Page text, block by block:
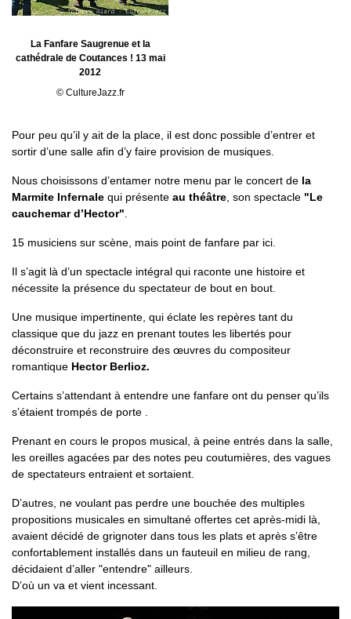
La Fanfare Saugrenue et la
cathédrale de Coutances ! 13 mai
2012
© CultureJazz.fr
Pour peu qu’il y ait de la place, il est donc possible d’entrer et
sortir d’une salle afin d’y faire provision de musiques.
Nous choisissons d’entamer notre menu par le concert de la
Marmite Infernale qui présente au théâtre, son spectacle "Le
cauchemar d’Hector".
15 musiciens sur scène, mais point de fanfare par ici.
Il s’agit là d’un spectacle intégral qui raconte une histoire et
nécessite la présence du spectateur de bout en bout.
Une musique impertinente, qui éclate les repères tant du
classique que du jazz en prenant toutes les libertés pour
déconstruire et reconstruire des œuvres du compositeur
romantique Hector Berlioz.
Certains s’attendant à entendre une fanfare ont du penser qu’ils
s’étaient trompés de porte .
Prenant en cours le propos musical, à peine entrés dans la salle,
les oreilles agacées par des notes peu coutumières, des vagues
de spectateurs entraient et sortaient.
D’autres, ne voulant pas perdre une bouchée des multiples
propositions musicales en simultané offertes cet après-midi là,
avaient décidé de grignoter dans tous les plats et après s’être
confortablement installés dans un fauteuil en milieu de rang,
décidaient d’aller "entendre" ailleurs.
D’où un va et vient incessant.